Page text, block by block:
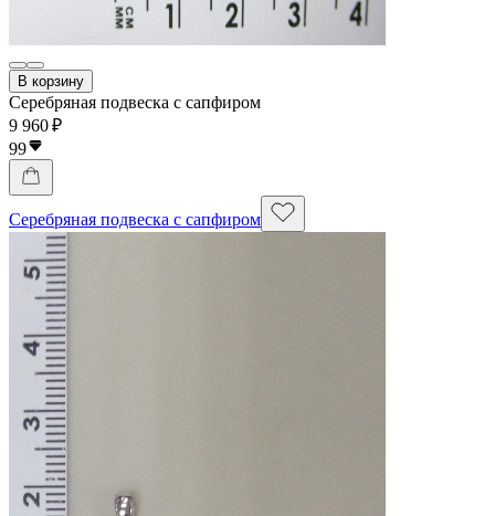
В корзину
Серебряная подвеска с сапфиром
9 960 ₽
99
Серебряная подвеска с сапфиром